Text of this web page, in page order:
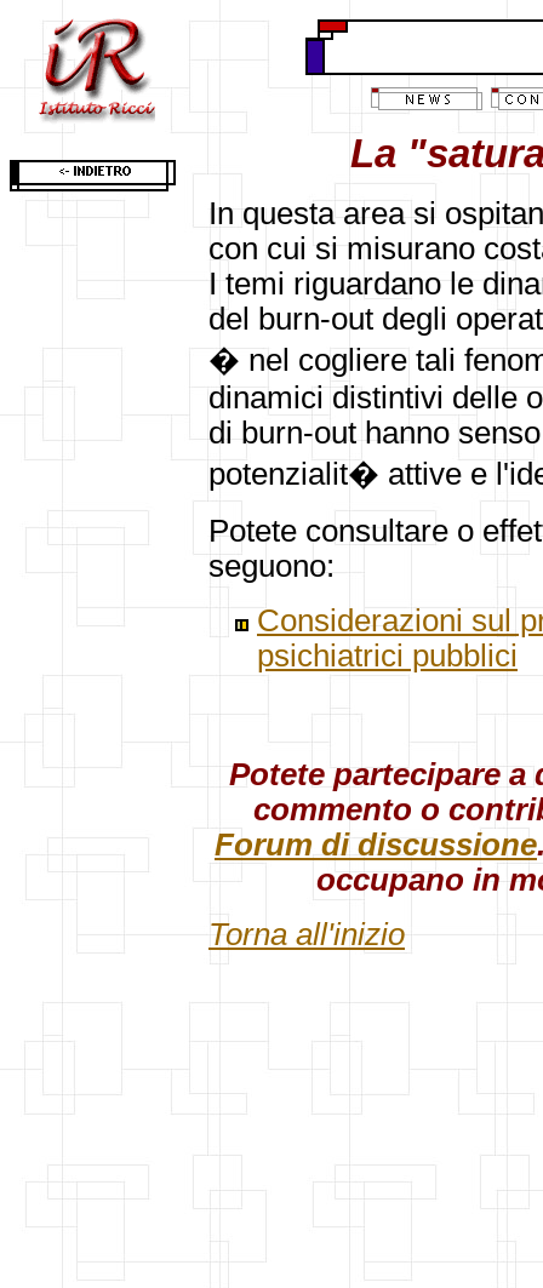
La
In questa area si
con cui si misurano
I temi riguardano le
del burn-out degli
� nel cogliere tali
dinamici distintivi delle
di burn-out hanno
potenzialit� attive e
Potete consultare o
seguono:
Considerazioni sul
psichiatrici pubblici
Potete partecipare a
commento o
Forum di discussione
occupano in
Torna all'inizio